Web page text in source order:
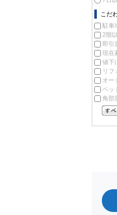
こだ
駐車
2階
即引
現在
値下
リフ
オー
ペッ
角部